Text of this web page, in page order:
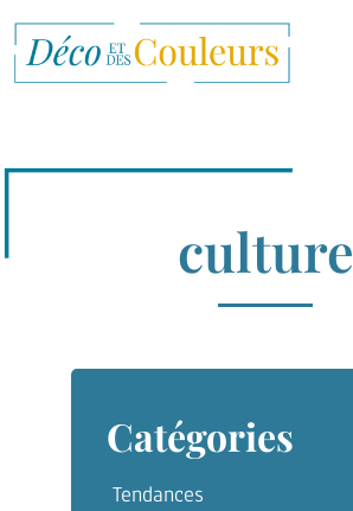
culture
Catégories
Tendances